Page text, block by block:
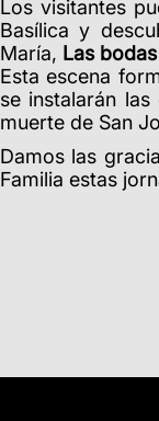
Los visitantes
Basílica y
María, Las
Esta escena
se instalarán
muerte de San
Damos las
Familia estas